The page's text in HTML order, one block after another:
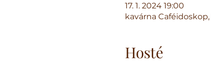
17. 1. 2024 19:00
kavárna Caféidoskop,
Hosté